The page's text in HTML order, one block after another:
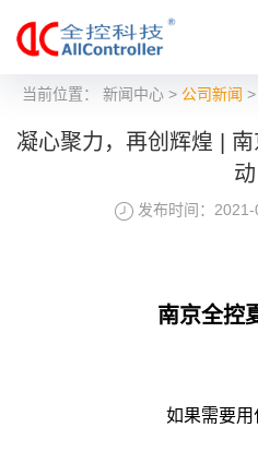
当前位置： 新闻中心> 公司新闻 >
凝心聚力，再创辉煌 |
动
发布时间：2021-
南京全控
如果需要用